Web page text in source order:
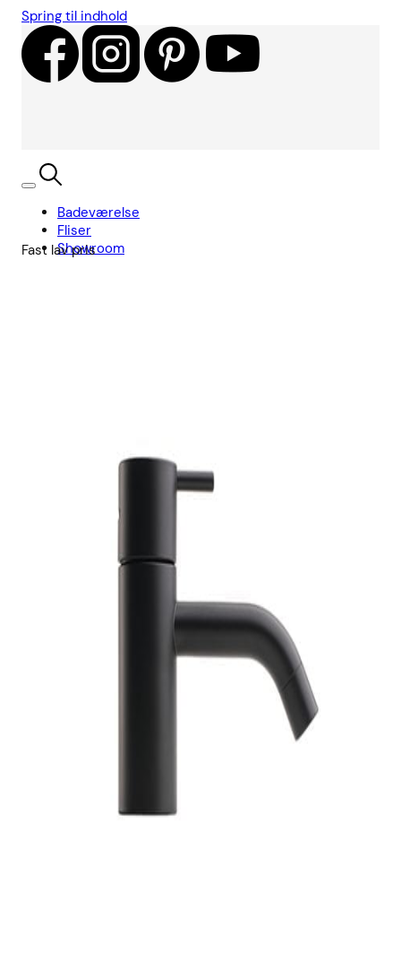
Spring til indhold
Badeværelse
Fliser
Showroom
Fast lav pris